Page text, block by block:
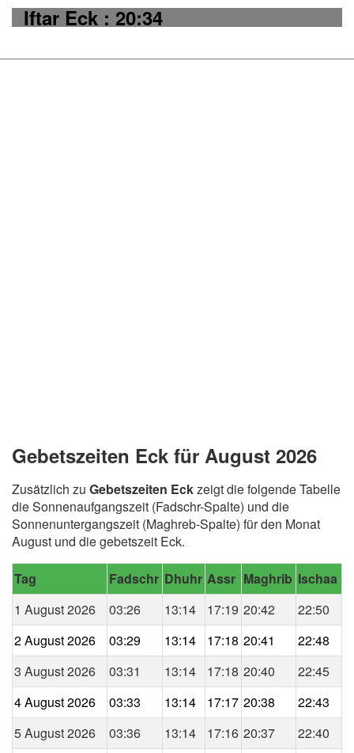
Iftar Eck : 20:34
Gebetszeiten Eck für August 2026
Zusätzlich zu Gebetszeiten Eckzeigt die folgende Tabelle
die Sonnenaufgangszeit (Fadschr-Spalte) und die
Sonnenuntergangszeit (Maghreb-Spalte) für den Monat
August und die gebetszeit Eck.
Tag Fadschr Dhuhr Assr Maghrib Ischaa
1 August 2026
03:26 13:14 17:19 20:42
22:50
2 August 2026
03:29 13:14 17:18 20:41
22:48
3 August 2026
03:31 13:14 17:18 20:40
22:45
4 August 2026
03:33 13:14 17:17 20:38
22:43
5 August 2026
03:36 13:14 17:16 20:37
22:40